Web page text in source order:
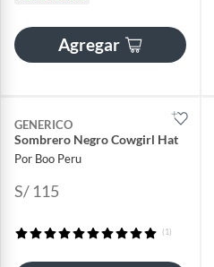
Agregar
GENERICO
Sombrero Negro Cowgirl Hat
Por Boo Peru
S/ 115
(1)